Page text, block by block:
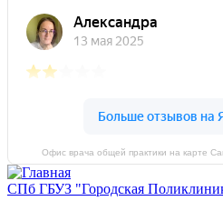
Офис врача общей практики на карте
СПб ГБУЗ "Городская